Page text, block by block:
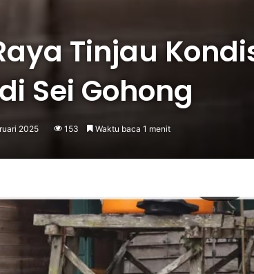
Tinjau
Sei Gohong
2025 153 Waktu baca 1 menit